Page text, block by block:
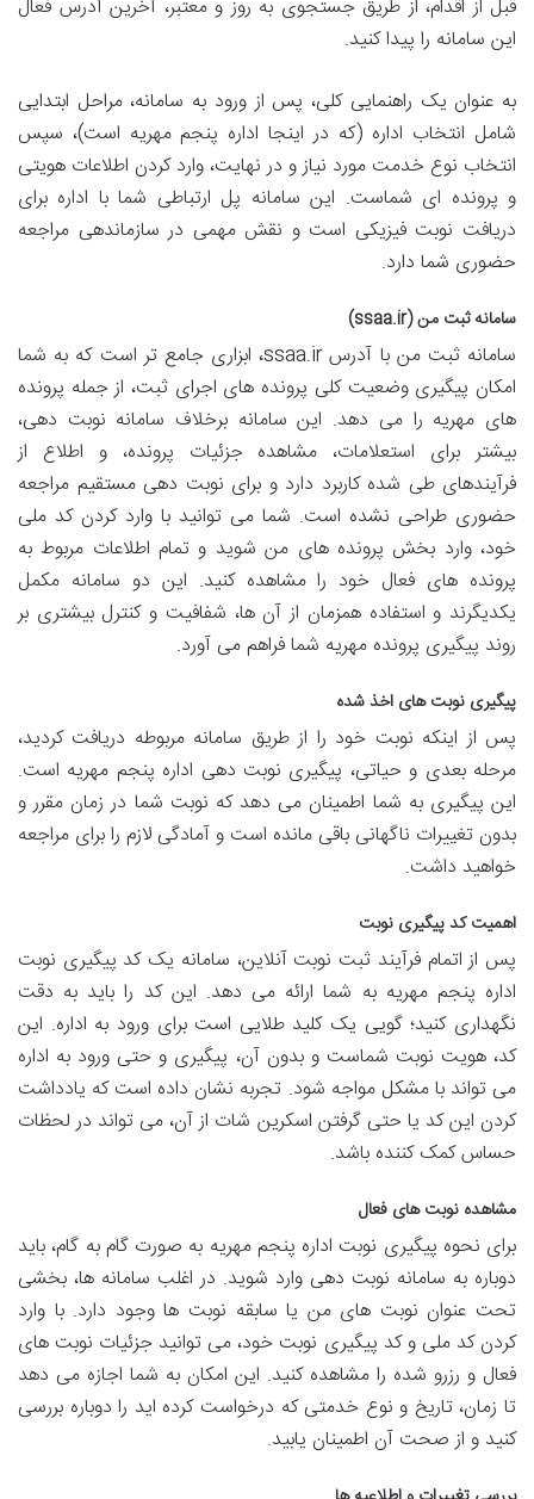
قبل از اقدام، از طریق جستجوی به روز و معتبر، آخرین آدرس فعال
این سامانه را پیدا کنید.
به عنوان یک راهنمایی کلی، پس از ورود به سامانه، مراحل ابتدایی
شامل انتخاب اداره (که در اینجا اداره پنجم مهریه است)، سپس
انتخاب نوع خدمت مورد نیاز و در نهایت، وارد کردن اطلاعات هویتی
و پرونده ای شماست. این سامانه پل ارتباطی شما با اداره برای
دریافت نوبت فیزیکی است و نقش مهمی در سازماندهی مراجعه
حضوری شما دارد.
سامانه ثبت من (ssaa.ir)
سامانه ثبت من با آدرس ssaa.ir، ابزاری جامع تر است که به شما
امکان پیگیری وضعیت کلی پرونده های اجرای ثبت، از جمله پرونده
های مهریه را می دهد. این سامانه برخلاف سامانه نوبت دهی،
بیشتر برای استعلامات، مشاهده جزئیات پرونده، و اطلاع از
فرآیندهای طی شده کاربرد دارد و برای نوبت دهی مستقیم مراجعه
حضوری طراحی نشده است. شما می توانید با وارد کردن کد ملی
خود، وارد بخش پرونده های من شوید و تمام اطلاعات مربوط به
پرونده های فعال خود را مشاهده کنید. این دو سامانه مکمل
یکدیگرند و استفاده همزمان از آن ها، شفافیت و کنترل بیشتری بر
روند پیگیری پرونده مهریه شما فراهم می آورد.
پیگیری نوبت های اخذ شده
پس از اینکه نوبت خود را از طریق سامانه مربوطه دریافت کردید،
مرحله بعدی و حیاتی، پیگیری نوبت دهی اداره پنجم مهریه است.
این پیگیری به شما اطمینان می دهد که نوبت شما در زمان مقرر و
بدون تغییرات ناگهانی باقی مانده است و آمادگی لازم را برای مراجعه
خواهید داشت.
اهمیت کد پیگیری نوبت
پس از اتمام فرآیند ثبت نوبت آنلاین، سامانه یک کد پیگیری نوبت
اداره پنجم مهریه به شما ارائه می دهد. این کد را باید به دقت
نگهداری کنید؛ گویی یک کلید طلایی است برای ورود به اداره. این
کد، هویت نوبت شماست و بدون آن، پیگیری و حتی ورود به اداره
می تواند با مشکل مواجه شود. تجربه نشان داده است که یادداشت
کردن این کد یا حتی گرفتن اسکرین شات از آن، می تواند در لحظات
حساس کمک کننده باشد.
مشاهده نوبت های فعال
برای نحوه پیگیری نوبت اداره پنجم مهریه به صورت گام به گام، باید
دوباره به سامانه نوبت دهی وارد شوید. در اغلب سامانه ها، بخشی
تحت عنوان نوبت های من یا سابقه نوبت ها وجود دارد. با وارد
کردن کد ملی و کد پیگیری نوبت خود، می توانید جزئیات نوبت های
فعال و رزرو شده را مشاهده کنید. این امکان به شما اجازه می دهد
تا زمان، تاریخ و نوع خدمتی که درخواست کرده اید را دوباره بررسی
کنید و از صحت آن اطمینان یابید.